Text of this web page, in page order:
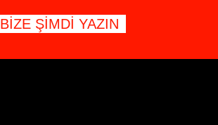
BİZE ŞİMDİ YAZIN